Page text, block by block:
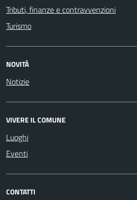
Tributi, finanze e contravvenzioni
Turismo
NOVITÀ
Notizie
VIVERE IL COMUNE
Luoghi
Eventi
CONTATTI